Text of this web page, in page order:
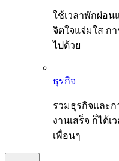
ใช้เวลาพักผ่อ
จิตใจแจ่มใส ก
ไปด้วย
ธุรกิจ
รวมธุรกิจและก
งานเสร็จ ก็ได้
เพื่อนๆ